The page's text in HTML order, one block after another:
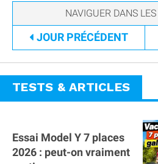
JOUR PRÉCÉDENT
TESTS & ARTICLES
Essai Model Y 7 places
2026 : peut-on vraiment